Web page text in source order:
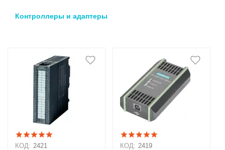
Контроллеры и адаптеры
КОД: 2421 КОД: 2419